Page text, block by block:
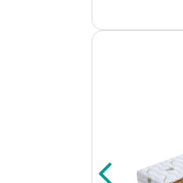
proces
posiada